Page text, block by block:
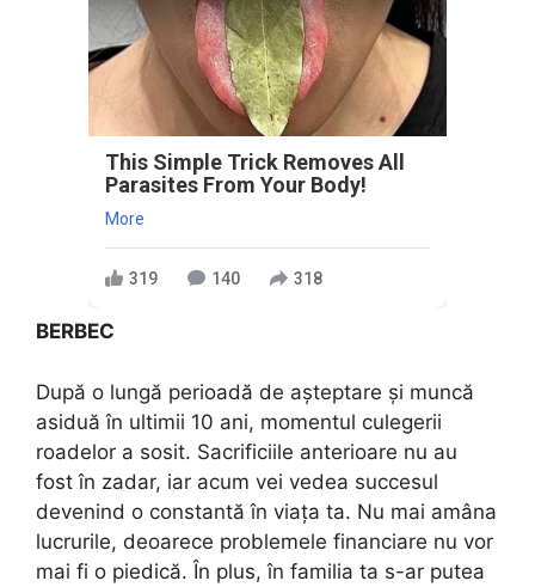
This Simple Trick Removes All
Parasites From Your Body!
More
319 140 318
BERBEC
După o lungă perioadă de așteptare și muncă
asiduă în ultimii 10 ani, momentul culegerii
roadelor a sosit. Sacrificiile anterioare nu au
fost în zadar, iar acum vei vedea succesul
devenind o constantă în viața ta. Nu mai amâna
lucrurile, deoarece problemele financiare nu vor
mai fi o piedică. În plus, în familia ta s-ar putea